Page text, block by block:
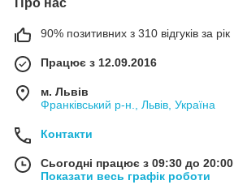
Про нас
90% позитивних з 310 відгуків за рік
Працює з 12.09.2016
м. Львів
Франківський р-н., Львів, Україна
Контакти
Сьогодні працює з 09:30 до 20:00
Показати весь графік роботи